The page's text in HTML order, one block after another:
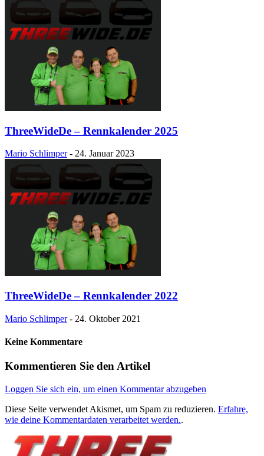
ThreeWideDe – Rennkalender 2025
Mario Schlimper - 24. Januar 2023
ThreeWideDe – Rennkalender 2022
Mario Schlimper - 24. Oktober 2021
Keine Kommentare
Kommentieren Sie den Artikel
Loggen Sie sich ein, um einen Kommentar abzugeben
Diese Seite verwendet Akismet, um Spam zu reduzieren. Erfahre,
wie deine Kommentardaten verarbeitet werden..